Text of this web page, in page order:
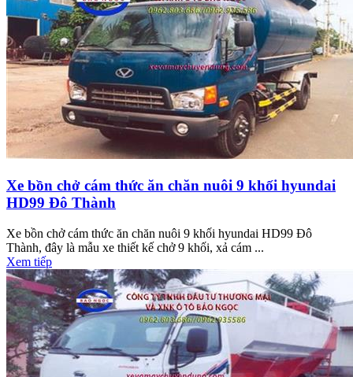
Xe bồn chở cám thức ăn chăn nuôi 9 khối hyundai
HD99 Đô Thành
Xe bồn chở cám thức ăn chăn nuôi 9 khối hyundai HD99 Đô
Thành, đây là mẫu xe thiết kế chở 9 khối, xả cám ...
Xem tiếp